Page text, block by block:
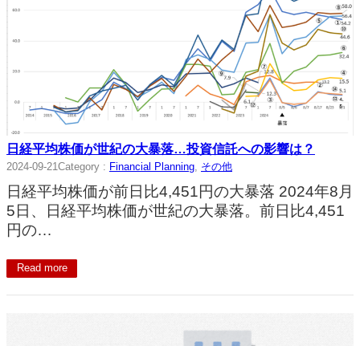
日経平均株価が世紀の大暴落…投資信託への影響は？
2024-09-21Category : Financial Planning, その他
日経平均株価が前日比4,451円の大暴落 2024年8月
5日、日経平均株価が世紀の大暴落。前日比4,451
円の…
Read more